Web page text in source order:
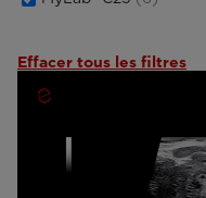
Effacer tous les filtres